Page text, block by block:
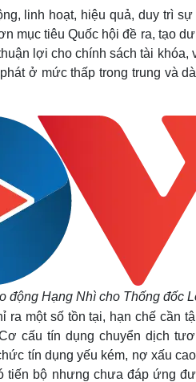
linh hoạt, hiệu quả, duy trì
mục tiêu Quốc hội đề ra, tạo
lợi cho chính sách tài khóa,
ở mức thấp trong trung và
động Hạng Nhì cho Thống đốc
một số tồn tại, hạn chế cần
cấu tín dụng chuyển dịch
tín dụng yếu kém, nợ xấu
tiến bộ nhưng chưa đáp ứng